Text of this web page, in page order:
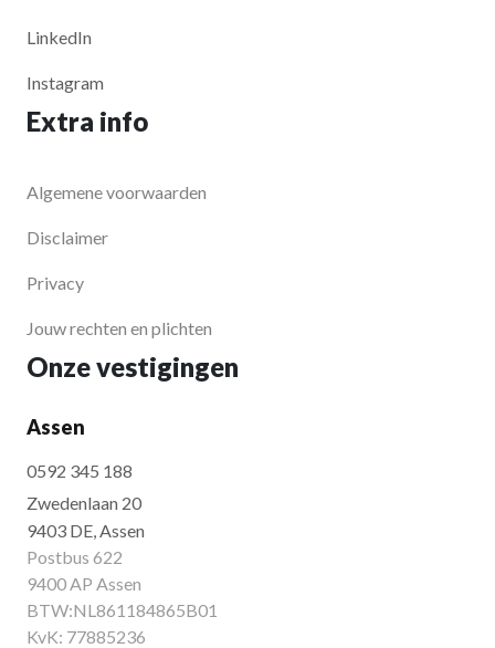
LinkedIn
Instagram
Extra info
Algemene voorwaarden
Disclaimer
Privacy
Jouw rechten en plichten
Onze vestigingen
Assen
0592 345 188
Zwedenlaan 20
9403 DE, Assen
Postbus 622
9400 AP Assen
BTW:NL861184865B01
KvK: 77885236